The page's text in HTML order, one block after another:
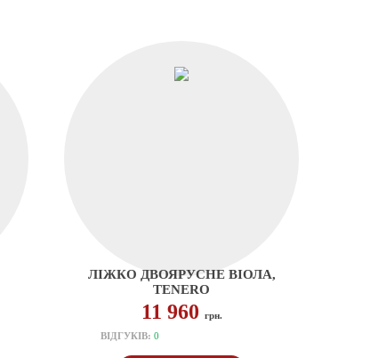
ЛІЖКО ДВОЯРУСНЕ ВІОЛА,
TENERO
11 960 грн.
ВІДГУКІВ: 0